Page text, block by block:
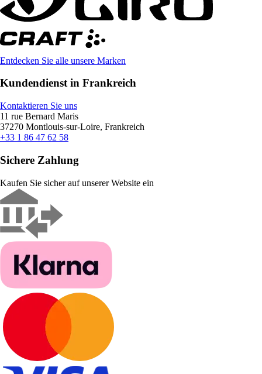
Entdecken Sie alle unsere Marken
Kundendienst in Frankreich
Kontaktieren Sie uns
11 rue Bernard Maris
37270 Montlouis-sur-Loire, Frankreich
+33 1 86 47 62 58
Sichere Zahlung
Kaufen Sie sicher auf unserer Website ein